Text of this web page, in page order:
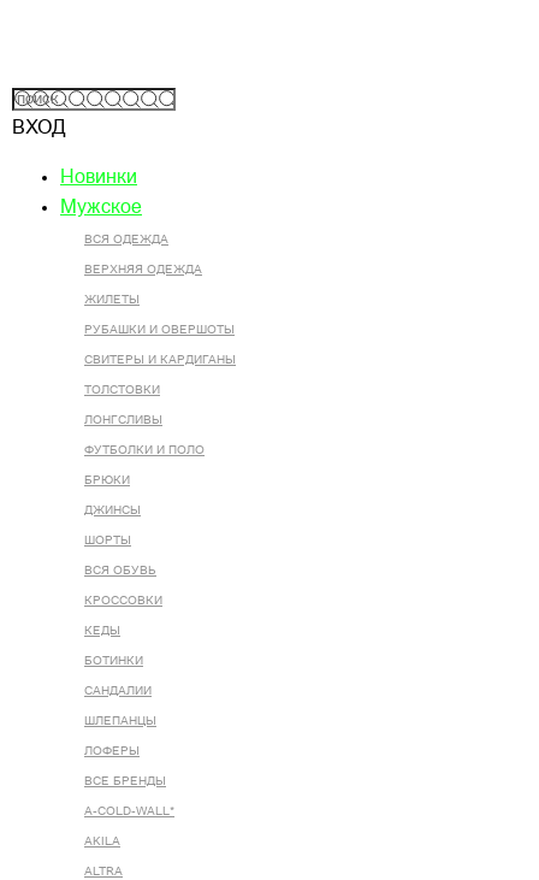
ВХОД
Новинки
Мужское
ВСЯ ОДЕЖДА
ВЕРХНЯЯ ОДЕЖДА
ЖИЛЕТЫ
РУБАШКИ И ОВЕРШОТЫ
СВИТЕРЫ И КАРДИГАНЫ
ТОЛСТОВКИ
ЛОНГСЛИВЫ
ФУТБОЛКИ И ПОЛО
БРЮКИ
ДЖИНСЫ
ШОРТЫ
ВСЯ ОБУВЬ
КРОССОВКИ
КЕДЫ
БОТИНКИ
САНДАЛИИ
ШЛЕПАНЦЫ
ЛОФЕРЫ
ВСЕ БРЕНДЫ
A-COLD-WALL*
AKILA
ALTRA